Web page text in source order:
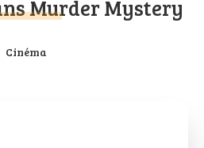
Murder Mystery
Cinéma